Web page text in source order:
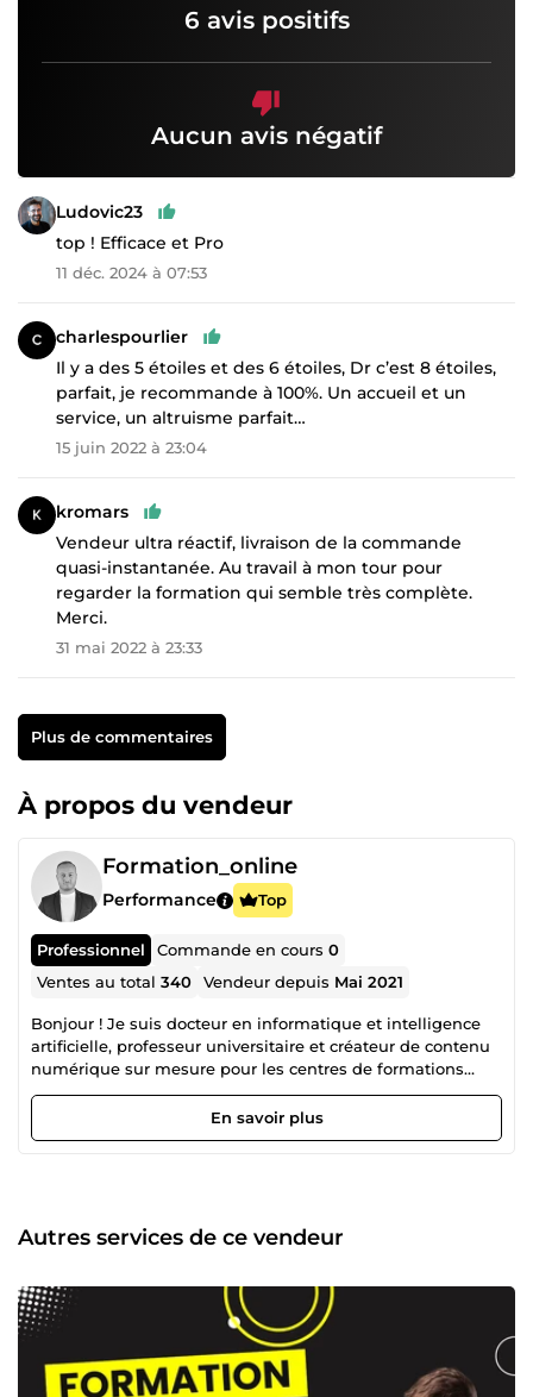
6 avis positifs
Aucun avis négatif
Ludovic23
top ! Efficace et Pro
11 déc. 2024 à 07:53
charlespourlier
Il y a des 5 étoiles et des 6 étoiles, Dr c’est 8 étoiles,
parfait, je recommande à 100%. Un accueil et un
service, un altruisme parfait…
15 juin 2022 à 23:04
kromars
Vendeur ultra réactif, livraison de la commande
quasi-instantanée. Au travail à mon tour pour
regarder la formation qui semble très complète.
Merci.
31 mai 2022 à 23:33
Plus de commentaires
À propos du vendeur
Formation_online
Performance Top
Professionnel Commande en cours0
Ventes au total340 Vendeur depuis Mai 2021
Bonjour ! Je suis docteur en informatique et intelligence
artificielle, professeur universitaire et créateur de contenu
numérique sur mesure pour les centres de formations
(avec la revente de mes droits d'auteur). Aujourd’hui, j’ai
décidé de partager mes connaissances et mon expertise
avec vous. Cela me permettra de combiner entre ma
permis de créer un portefeuille de plus de 100 formations
dont 10 qui sont considérées Best-Seller sur la plateforme
ne peut pas nier que le digital constitue une très grande
partie de nos vies. Il faut le maîtriser parfaitement pour
obtenir des résultats optimaux. En effet, certains outils,
tels que Facebook Ads, Google Ads et LinkedIn Ads sont
également abordés et bien détaillés pour vous assister à
En savoir plus
Autres services de ce vendeur